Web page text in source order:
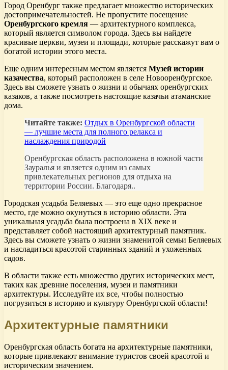
Город Оренбург также предлагает множество исторических
достопримечательностей. Не пропустите посещение
Оренбургского кремля — архитектурного комплекса,
который является символом города. Здесь вы найдете
красивые церкви, музеи и площади, которые расскажут вам о
богатой истории этого места.
Еще одним интересным местом является Музей истории
казачества, который расположен в селе Новооренбургское.
Здесь вы сможете узнать о жизни и обычаях оренбургских
казаков, а также посмотреть настоящие казачьи атаманские
дома.
Читайте также: Отдых в Оренбургской области
— лучшие места для полного релакса и
наслаждения природой
Оренбургская область расположена в южной части
Зауралья и является одним из самых
привлекательных регионов для отдыха на
территории России. Благодаря..
Городская усадьба Беляевых — это еще одно прекрасное
место, где можно окунуться в историю области. Эта
уникальная усадьба была построена в XIX веке и
представляет собой настоящий архитектурный памятник.
Здесь вы сможете узнать о жизни знаменитой семьи Беляевых
и насладиться красотой старинных зданий и ухоженных
садов.
В области также есть множество других исторических мест,
таких как древние поселения, музеи и памятники
архитектуры. Исследуйте их все, чтобы полностью
погрузиться в историю и культуру Оренбургской области!
Архитектурные памятники
Оренбургская область богата на архитектурные памятники,
которые привлекают внимание туристов своей красотой и
историческим значением.